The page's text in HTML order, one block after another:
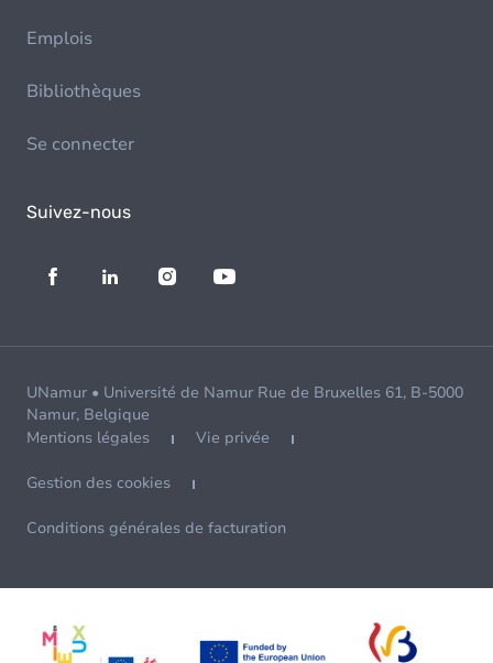
Emplois
Bibliothèques
Se connecter
Suivez-nous
UNamur • Université de Namur Rue de Bruxelles 61, B-5000
Namur, Belgique
Mentions légales
Vie privée
Gestion des cookies
Conditions générales de facturation